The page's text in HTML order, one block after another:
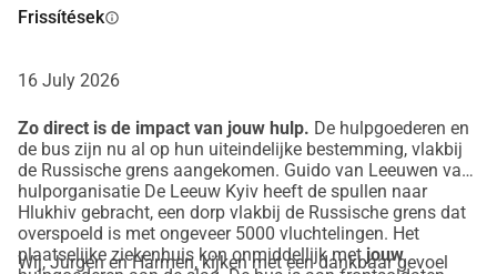
Frissítésekinfo
16 July 2026
Zo direct is de impact van jouw hulp. De hulpgoederen en
de bus zijn nu al op hun uiteindelijke bestemming, vlakbij
de Russische grens aangekomen. Guido van Leeuwen van
hulporganisatie De Leeuw Kyiv heeft de spullen naar
Hlukhiv gebracht, een dorp vlakbij de Russische grens dat
overspoeld is met ongeveer 5000 vluchtelingen. Het
plaatselijke ziekenhuis kon onmiddellijk metjouw
Wij, Jurgen en Harmen, kijken met een dankbaar gevoel